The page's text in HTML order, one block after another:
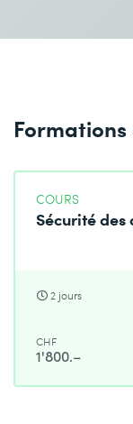
COURS
Sécurité des
2 jours
CHF
1'800.–